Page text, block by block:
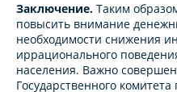
Заключение. Таким
повысить внимание
необходимости снижения
иррационального
населения. Важно
Государственного комитета